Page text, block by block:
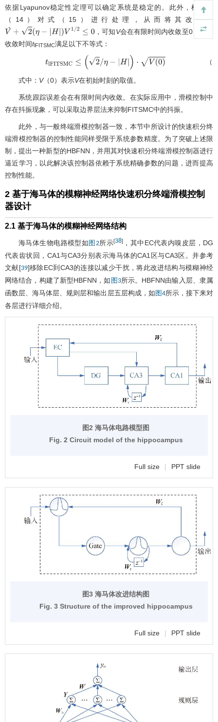
依据Lyapunov稳定性定理可以确定系统是稳定的。此外，根据式
（14）对式（15）进行处理，从而将其改写为
V˙+2(η −|H |)V 1/2 0 ，可知V会在有限时间内收敛至0，并且
收敛时间t lFITSMC满足以下不等式：
tlFIT SM C ≤( 2/η− H| ⋅V( 0) （
式中： V（0）表示V在初始时刻的取值。
系统跟踪误差会在有限时间内收敛。在实际应用中，滑模控制中
存在抖振现象，可以采取边界层法来抑制FITSMC中的抖振。
此外，与一般终端滑模控制器一致，本节中所设计的快速积分终
端滑模控制器的控制性能同样受限于系统参数精度。为了突破上述限
制，提出一种新型的HBFNN，并用其对快速积分终端滑模控制器进行
逼近学习，以此解决该控制器依赖于系统精确参数的问题，进而提高
控制性能。
2 基于海马体的模糊神经网络快速积分终端滑模控制
器设计
2.1 基于海马体的模糊神经网络结构
海马体生物电路模型如 图2所示[38]，其中EC代表内嗅皮层，DG
代表齿状回，CA1与CA3分别表示海马体的CA1区与CA3区。并参考
文献[39]移除EC到CA3的连接以减少干扰，将此改进结构与模糊神经
网络结合，构建了新型HBFNN，如 图3所示。HBFNN由输入层、隶属
函数层、海马体层、规则层和输出层五层构成，如 图4所示，接下来对
各层进行详细介绍。
图2 海马体电路模型图
Fig. 2 Circuit model of the hippocampus
Full size | PPT slide
图3 海马体改进结构图
Fig. 3 Structure of the improved hippocampus
Full size | PPT slide